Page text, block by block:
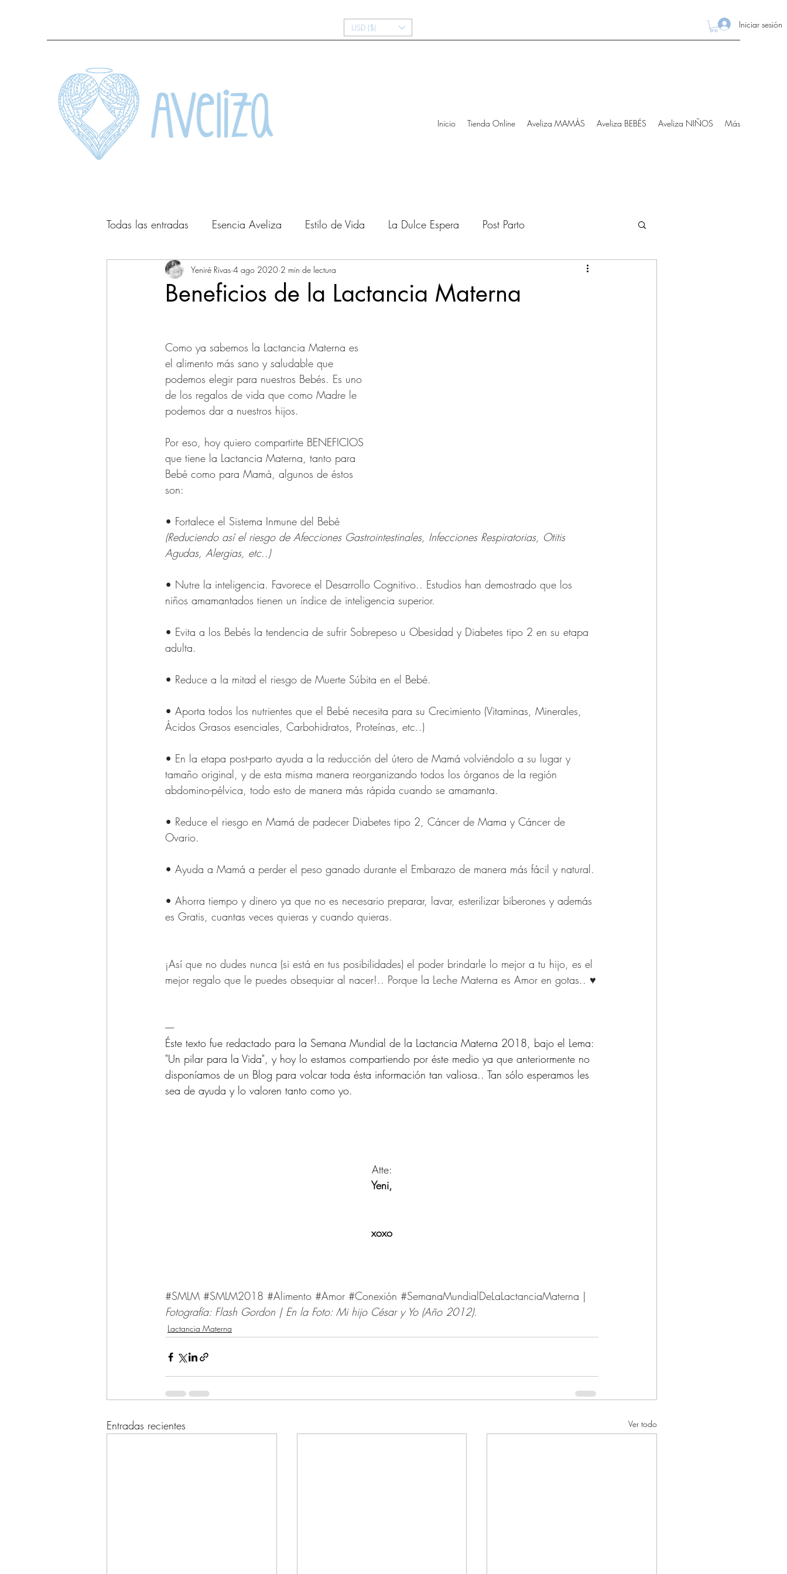
USD ($) Iniciar sesión
Inicio Tienda Online Aveliza MAMÁS Aveliza BEBÉS Aveliza NIÑOS Más
Todas las entradas Esencia Aveliza Estilo de Vida La Dulce Espera Post Parto
Lactancia Materna Primeros Días (Nacimiento)
Beneficios de la Lactancia Materna
Yeniré Rivas 4 ago 2020 2 min de lectura
Como ya sabemos la Lactancia Materna es
el alimento más sano y saludable que
podemos elegir para nuestros Bebés. Es uno
de los regalos de vida que como Madre le
podemos dar a nuestros hijos.
Por eso, hoy quiero compartirte BENEFICIOS
que tiene la Lactancia Materna, tanto para
Bebé como para Mamá, algunos de éstos
son:
• Fortalece el Sistema Inmune del Bebé
(Reduciendo así el riesgo de Afecciones Gastrointestinales, Infecciones Respiratorias, Otitis
Agudas, Alergias, etc..)
• Nutre la inteligencia. Favorece el Desarrollo Cognitivo.. Estudios han demostrado que los
niños amamantados tienen un índice de inteligencia superior.
• Evita a los Bebés la tendencia de sufrir Sobrepeso u Obesidad y Diabetes tipo 2 en su etapa
adulta.
• Reduce a la mitad el riesgo de Muerte Súbita en el Bebé.
• Aporta todos los nutrientes que el Bebé necesita para su Crecimiento (Vitaminas, Minerales,
Ácidos Grasos esenciales, Carbohidratos, Proteínas, etc..)
• En la etapa post-parto ayuda a la reducción del útero de Mamá volviéndolo a su lugar y
tamaño original, y de esta misma manera reorganizando todos los órganos de la región
abdomino-pélvica, todo esto de manera más rápida cuando se amamanta.
• Reduce el riesgo en Mamá de padecer Diabetes tipo 2, Cáncer de Mama y Cáncer de
Ovario.
• Ayuda a Mamá a perder el peso ganado durante el Embarazo de manera más fácil y natural.
• Ahorra tiempo y dinero ya que no es necesario preparar, lavar, esterilizar biberones y además
es Gratis, cuantas veces quieras y cuando quieras.
¡Así que no dudes nunca (si está en tus posibilidades) el poder brindarle lo mejor a tu hijo, es el
mejor regalo que le puedes obsequiar al nacer!.. Porque la Leche Materna es Amor en gotas.. ♥️
-----
Éste texto fue redactado para la Semana Mundial de la Lactancia Materna 2018, bajo el Lema:
"Un pilar para la Vida", y hoy lo estamos compartiendo por éste medio ya que anteriormente no
disponíamos de un Blog para volcar toda ésta información tan valiosa.. Tan sólo esperamos les
sea de ayuda y lo valoren tanto como yo.
Atte:
Yeni,
xoxo
#SMLM #SMLM2018 #Alimento #Amor #Conexión #SemanaMundialDeLaLactanciaMaterna |
Fotografía: Flash Gordon | En la Foto: Mi hijo César y Yo (Año 2012).
Lactancia Materna
Entradas recientes Ver todo